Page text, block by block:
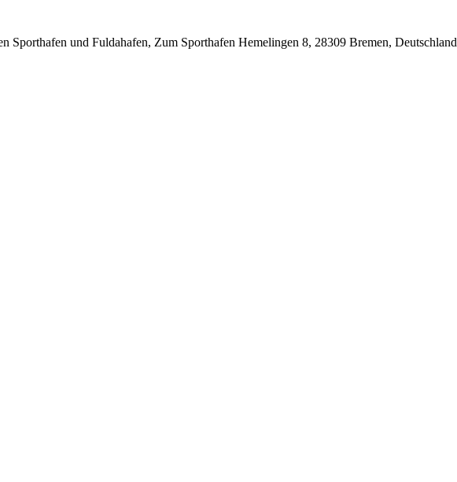
Sporthafen und Fuldahafen, Zum Sporthafen Hemelingen 8, 28309 Bremen, Deutschland